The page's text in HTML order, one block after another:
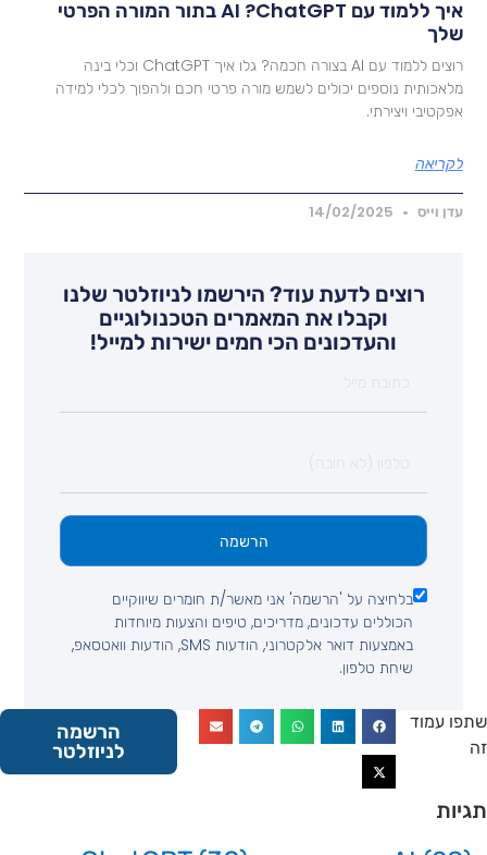
איך ללמוד עם AI ?ChatGPT בתור המורה הפרטי
רוצים ללמוד עם AI בצורה חכמה? גלו איך ChatGPT וכלי בינה
נוספים יכולים לשמש מורה פרטי חכם ולהפוך לכלי למידה
ויצירתי.
וייס 14/02/2025
רוצים לדעת עוד? הירשמו לניוזלטר שלנו
וקבלו את המאמרים הטכנולוגיים
והעדכונים הכי חמים ישירות למייל!
בלחיצה על 'הרשמה' אני מאשר/ת חומרים שיווקיים
הכוללים עדכונים, מדריכים, טיפים והצעות מיוחדות
באמצעות דואר אלקטרוני, הודעות SMS, הודעות וואטסאפ,
שיחת טלפון.
הרשמה
עמוד
הרשמה
לניוזלטר